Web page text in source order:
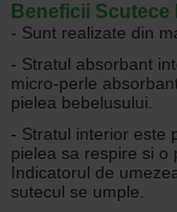
Beneficii Scutece
- Sunt realizate din
- Stratul absorbant
micro-perle
pielea bebelusului.
- Stratul interior este
pielea sa respire si o
Indicatorul de
sutecul se umple.